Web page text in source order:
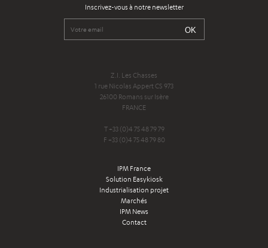
Inscrivez-vous à notre newsletter
Z.I. Les Chasses
1 rue Nicolas Appert CS 973
26100 Romans sur Isère
FRANCE
T +33 (0)4 75 48 79 79
F +33 (0)4 75 48 79 80
IPM France
Solution Easykiosk
Industrialisation projet
Marchés
IPM News
Contact